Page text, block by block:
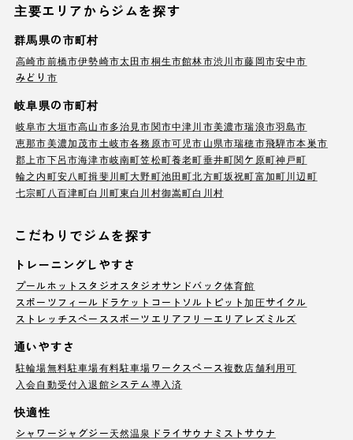
主要エリアからジムを探す
群馬県の市町村
高崎市前橋市伊勢崎市太田市桐生市館林市渋川市藤岡市安中市
みどり市
岐阜県の市町村
岐阜市大垣市高山市多治見市関市中津川市美濃市瑞浪市羽島市
恵那市美濃加茂市土岐市各務原市可児市山県市瑞穂市飛騨市本巣市
郡上市下呂市海津市岐南町笠松町養老町垂井町関ケ原町神戸町
輪之内町安八町揖斐川町大野町池田町北方町坂祝町富加町川辺町
七宗町 八百津町白川町東白川村御嵩町白川村
こだわりでジムを探す
トレーニングしやすさ
プールホットスタジオ スタジオサンドバック体育館
スポーツフィールド ラケットコート ソルトピット加圧サイクル
ストレッチスペース スポーツエリア フリーエリア レズミルズ
通いやすさ
駐輪場無料駐車場有料駐車場ワークスペース複数店舗利用可
入会自動受付 入退館システム導入済
快適性
シャワージャグジー天然温泉 ドライサウナ ミストサウナ